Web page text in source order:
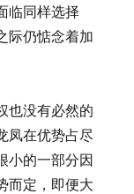
临同样选择
际仍惦念着加
也没有必然的
凤在优势占尽
小的一部分因
而定，即便大